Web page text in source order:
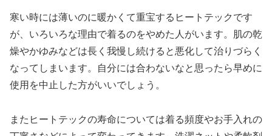
寒い時には薄いのに暖かくて重宝するヒートテックです
が、いろいろな理由で着るのをやめた人がいます。肌の乾
燥やかゆみなどは長く我慢し続けると悪化して治りづらく
なってしまいます。自分には合わないなと思ったら早めに
使用を中止した方がいいでしょう。
またヒートテックの寿命については着る頻度やお手入れの